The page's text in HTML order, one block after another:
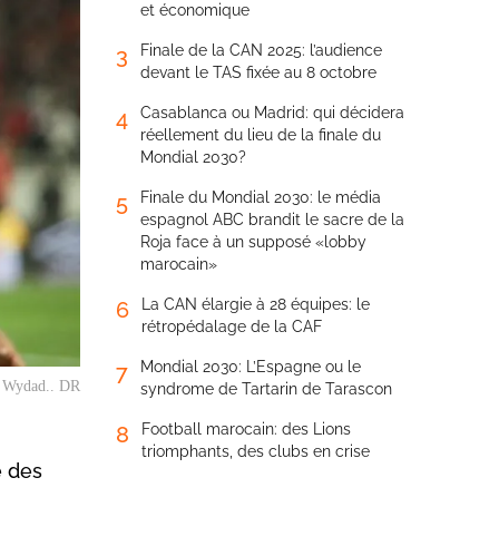
DR
des
et économique
3
Finale de la CAN 2025: l’audience
devant le TAS fixée au 8 octobre
4
Casablanca ou Madrid: qui décidera
réellement du lieu de la finale du
Mondial 2030?
5
Finale du Mondial 2030: le média
espagnol ABC brandit le sacre de la
Roja face à un supposé «lobby
marocain»
6
La CAN élargie à 28 équipes: le
rétropédalage de la CAF
7
Mondial 2030: L’Espagne ou le
syndrome de Tartarin de Tarascon
8
Football marocain: des Lions
triomphants, des clubs en crise